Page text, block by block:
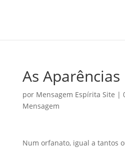
As
por Mensagem Espírita Site |
Mensagem
Num orfanato, igual a tantos